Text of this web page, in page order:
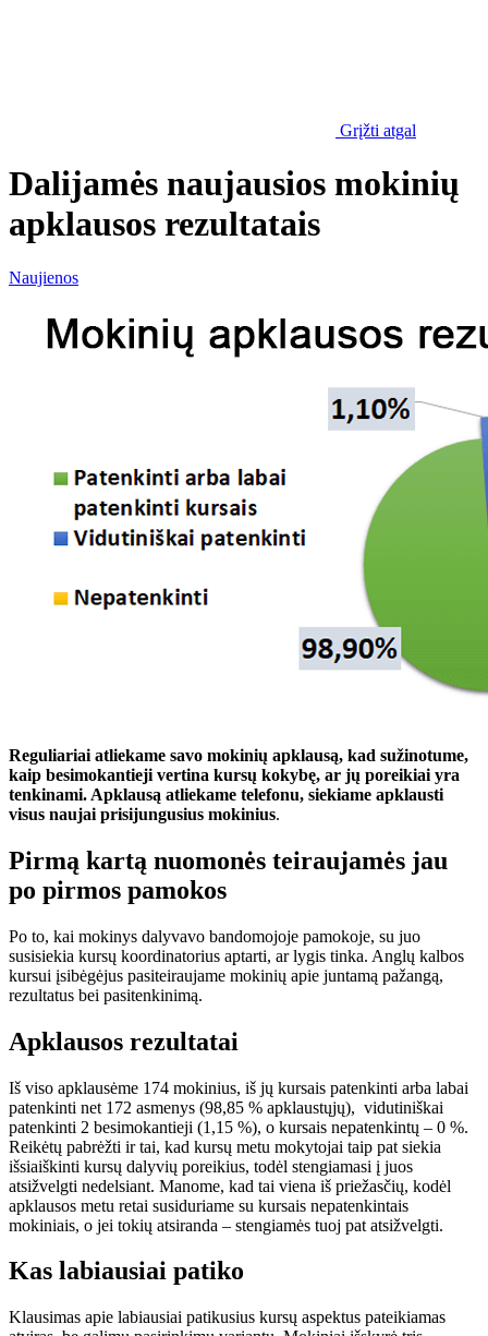
Grįžti atgal
Dalijamės naujausios mokinių
apklausos rezultatais
Naujienos
Reguliariai atliekame savo mokinių apklausą, kad sužinotume,
kaip besimokantieji vertina kursų kokybę, ar jų poreikiai yra
tenkinami. Apklausą atliekame telefonu, siekiame apklausti
visus naujai prisijungusius mokinius.
Pirmą kartą nuomonės teiraujamės jau
po pirmos pamokos
Po to, kai mokinys dalyvavo bandomojoje pamokoje, su juo
susisiekia kursų koordinatorius aptarti, ar lygis tinka. Anglų kalbos
kursui įsibėgėjus pasiteiraujame mokinių apie juntamą pažangą,
rezultatus bei pasitenkinimą.
Apklausos rezultatai
Iš viso apklausėme 174 mokinius, iš jų kursais patenkinti arba labai
patenkinti net 172 asmenys (98,85 % apklaustųjų), vidutiniškai
patenkinti 2 besimokantieji (1,15 %), o kursais nepatenkintų – 0 %.
Reikėtų pabrėžti ir tai, kad kursų metu mokytojai taip pat siekia
išsiaiškinti kursų dalyvių poreikius, todėl stengiamasi į juos
atsižvelgti nedelsiant. Manome, kad tai viena iš priežasčių, kodėl
apklausos metu retai susiduriame su kursais nepatenkintais
mokiniais, o jei tokių atsiranda – stengiamės tuoj pat atsižvelgti.
Kas labiausiai patiko
Klausimas apie labiausiai patikusius kursų aspektus pateikiamas